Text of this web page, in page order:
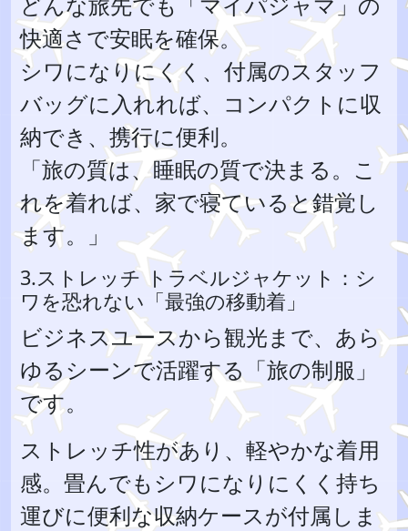
快適さで安眠を確保。
シワになりにくく、付属のスタッフ
バッグに入れれば、コンパクトに収
納でき、携行に便利。
「旅の質は、睡眠の質で決まる。こ
れを着れば、家で寝ていると錯覚し
ます。」
3.ストレッチ トラベルジャケット：シ
ワを恐れない「最強の移動着」
ビジネスユースから観光まで、あら
ゆるシーンで活躍する「旅の制服」
です。
ストレッチ性があり、軽やかな着用
感。畳んでもシワになりにくく持ち
運びに便利な収納ケースが付属しま